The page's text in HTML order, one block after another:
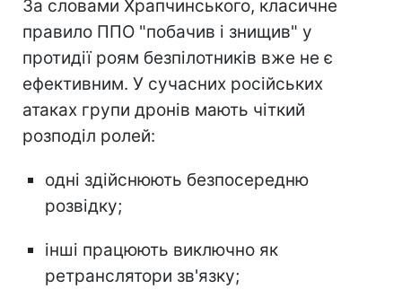
За словами Храпчинського, класичне
правило ППО "побачив і знищив" у
протидії роям безпілотників вже не є
ефективним. У сучасних російських
атаках групи дронів мають чіткий
розподіл ролей:
одні здійснюють безпосередню
розвідку;
інші працюють виключно як
ретранслятори зв'язку;